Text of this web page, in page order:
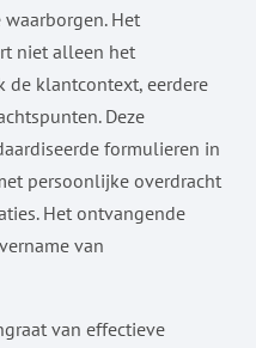
Het
niet alleen het
de klantcontext, eerdere
Deze
formulieren in
persoonlijke overdracht
Het ontvangende
van
van effectieve